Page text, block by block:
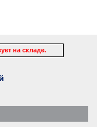
на складе.